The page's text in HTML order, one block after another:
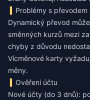
Problémy s převodem
Dynamický převod
směnných kurzů mezi
chyby z důvodu
Vícměnové karty
měny.
Ověření účtu
Nové účty (do 3 dnů):